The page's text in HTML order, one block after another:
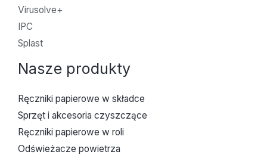
Virusolve+
IPC
Splast
Nasze produkty
Ręczniki papierowe w składce
Sprzęt i akcesoria czyszczące
Ręczniki papierowe w roli
Odświeżacze powietrza